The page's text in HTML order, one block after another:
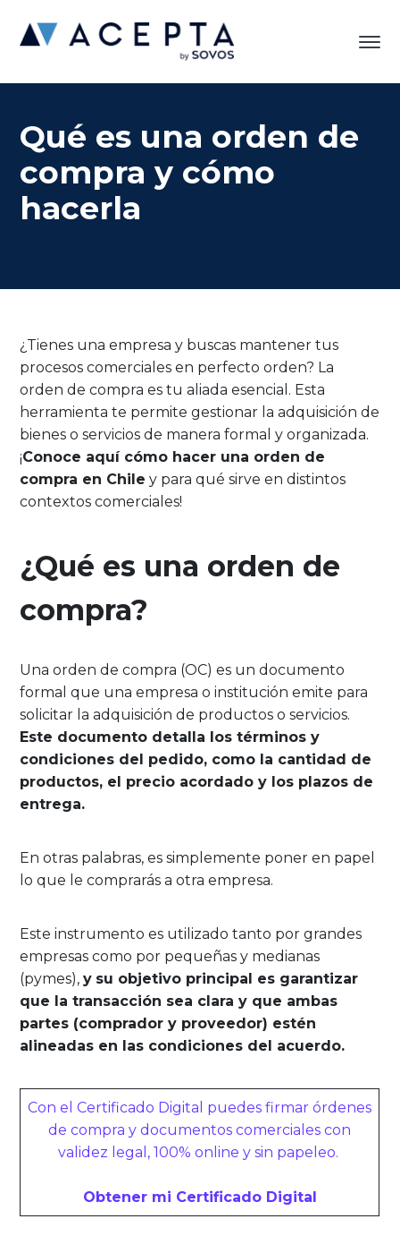
Qué es una orden de
compra y cómo
hacerla
¿Tienes una empresa y buscas mantener tus
procesos comerciales en perfecto orden? La
orden de compra es tu aliada esencial. Esta
herramienta te permite gestionar la adquisición de
bienes o servicios de manera formal y organizada.
¡Conoce aquí cómo hacer una orden de
compra en Chile y para qué sirve en distintos
contextos comerciales!
¿Qué es una orden de
compra?
Una orden de compra (OC) es un documento
formal que una empresa o institución emite para
solicitar la adquisición de productos o servicios.
Este documento detalla los términos y
condiciones del pedido, como la cantidad de
productos, el precio acordado y los plazos de
entrega.
En otras palabras, es simplemente poner en papel
lo que le comprarás a otra empresa.
Este instrumento es utilizado tanto por grandes
empresas como por pequeñas y medianas
(pymes),y su objetivo principal es garantizar
que la transacción sea clara y que ambas
partes (comprador y proveedor) estén
alineadas en las condiciones del acuerdo.
Con el Certificado Digital puedes firmar órdenes
de compra y documentos comerciales con
validez legal, 100% online y sin papeleo.
Obtener mi Certificado Digital